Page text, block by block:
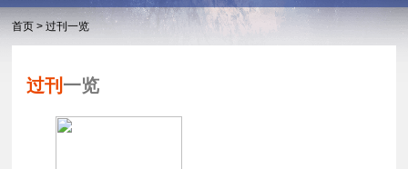
首页 > 过刊一览
过刊 一览